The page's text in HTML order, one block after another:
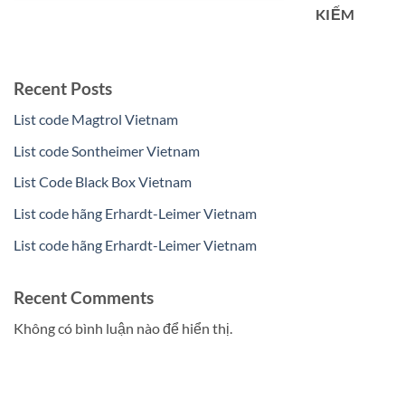
KIẾM
Recent Posts
List code Magtrol Vietnam
List code Sontheimer Vietnam
List Code Black Box Vietnam
List code hãng Erhardt-Leimer Vietnam
List code hãng Erhardt-Leimer Vietnam
Recent Comments
Không có bình luận nào để hiển thị.